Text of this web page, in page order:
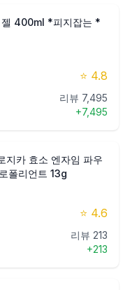
젤 400ml *피지잡는 *
⭐ 4.8
리뷰 7,495
+7,495
지카 효소 엔자임 파우
폴리언트 13g
⭐ 4.6
리뷰 213
+213